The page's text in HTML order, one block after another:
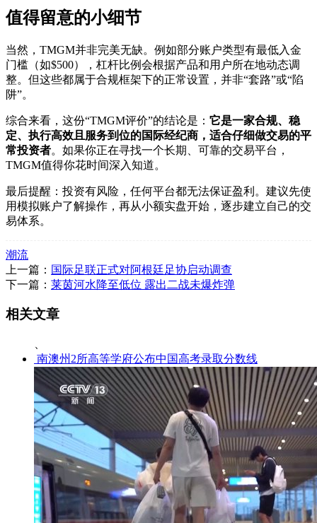
值得留意的小细节
当然，TMGM并非完美无缺。例如部分账户类型有最低入金
门槛（如$500），杠杆比例会根据产品和用户所在地动态调
整。但这些都属于合规框架下的正常设置，并非“套路”或“陷
阱”。
综合来看，这份“TMGM评价”的结论是： 它是一家合规、稳
定、执行高效且服务到位的国际经纪商，适合仔细做交易的平
常投资者。如果你正在寻找一个长期、可靠的交易平台，
TMGM值得你花时间深入知道。
最后提醒：投资有风险，任何平台都无法保证盈利。建议先使
用模拟账户了解操作，再从小额实盘开始，逐步建立自己的交
易体系。
潮流
上一篇： 国际足联正式对阿根廷足协启动调查
下一篇： 莱茵河水降至低位 露出二战未爆炸弹
相关文章
南澳州2所高等学府公布中国高考录取分数线